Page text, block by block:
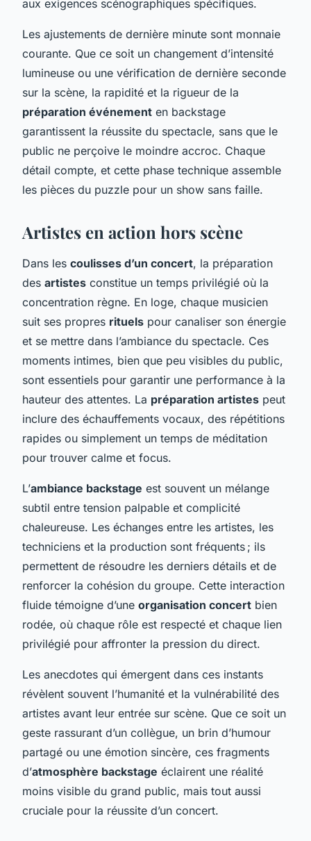
aux exigences scénographiques spécifiques.
Les ajustements de dernière minute sont monnaie
courante. Que ce soit un changement d’intensité
lumineuse ou une vérification de dernière seconde
sur la scène, la rapidité et la rigueur de la
préparation événement en backstage
garantissent la réussite du spectacle, sans que le
public ne perçoive le moindre accroc. Chaque
détail compte, et cette phase technique assemble
les pièces du puzzle pour un show sans faille.
Artistes en action hors scène
Dans les coulisses d’un concert, la préparation
des artistes constitue un temps privilégié où la
concentration règne. En loge, chaque musicien
suit ses propres rituels pour canaliser son énergie
et se mettre dans l’ambiance du spectacle. Ces
moments intimes, bien que peu visibles du public,
sont essentiels pour garantir une performance à la
hauteur des attentes. La préparation artistes peut
inclure des échauffements vocaux, des répétitions
rapides ou simplement un temps de méditation
pour trouver calme et focus.
L’ambiance backstage est souvent un mélange
subtil entre tension palpable et complicité
chaleureuse. Les échanges entre les artistes, les
techniciens et la production sont fréquents ; ils
permettent de résoudre les derniers détails et de
renforcer la cohésion du groupe. Cette interaction
fluide témoigne d’une organisation concert bien
rodée, où chaque rôle est respecté et chaque lien
privilégié pour affronter la pression du direct.
Les anecdotes qui émergent dans ces instants
révèlent souvent l’humanité et la vulnérabilité des
artistes avant leur entrée sur scène. Que ce soit un
geste rassurant d’un collègue, un brin d’humour
partagé ou une émotion sincère, ces fragments
d’atmosphère backstage éclairent une réalité
moins visible du grand public, mais tout aussi
cruciale pour la réussite d’un concert.